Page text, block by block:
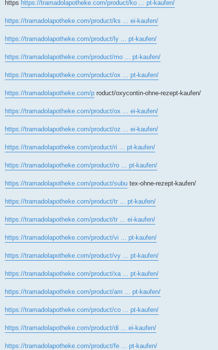
https https://tramadolapotheke.com/product/ko ... pt-kaufen/
https://tramadolapotheke.com/product/ks ... ei-kaufen/
https://tramadolapotheke.com/product/ly ... pt-kaufen/
https://tramadolapotheke.com/product/mo ... pt-kaufen/
https://tramadolapotheke.com/product/ox ... pt-kaufen/
https://tramadolapotheke.com/p roduct/oxycontin-ohne-rezept-kaufen/
https://tramadolapotheke.com/product/ox ... ei-kaufen/
https://tramadolapotheke.com/product/oz ... ei-kaufen/
https://tramadolapotheke.com/product/ri ... pt-kaufen/
https://tramadolapotheke.com/product/ro ... pt-kaufen/
https://tramadolapotheke.com/product/subu tex-ohne-rezept-kaufen/
https://tramadolapotheke.com/product/tr ... pt-kaufen/
https://tramadolapotheke.com/product/tr ... ei-kaufen/
https://tramadolapotheke.com/product/vi ... pt-kaufen/
https://tramadolapotheke.com/product/vy ... pt-kaufen/
https://tramadolapotheke.com/product/xa ... pt-kaufen/
https://tramadolapotheke.com/product/am ... pt-kaufen/
https://tramadolapotheke.com/product/co ... pt-kaufen/
https://tramadolapotheke.com/product/di ... ei-kaufen/
https://tramadolapotheke.com/product/fe ... pt-kaufen/